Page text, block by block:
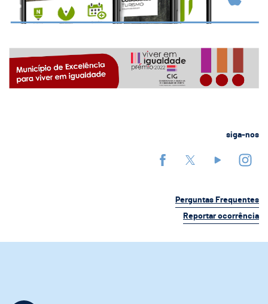
siga-nos
Perguntas Frequentes
Reportar ocorrência